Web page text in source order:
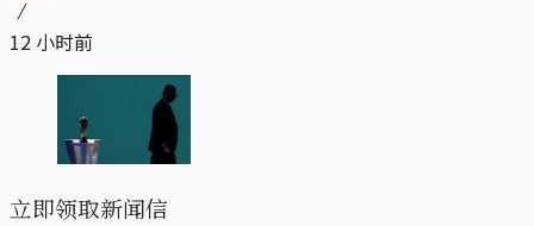
12 小时前
立即领取新闻信